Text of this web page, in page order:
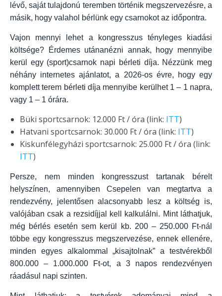
lévő, saját tulajdonú teremben történik megszervezésre, a
másik, hogy valahol bérlünk egy csarnokot az időpontra.
Vajon mennyi lehet a kongresszus tényleges kiadási
költsége? Érdemes utánanézni annak, hogy mennyibe
kerül egy (sport)csarnok napi bérleti díja. Nézzünk meg
néhány internetes ajánlatot, a 2026-os évre, hogy egy
komplett terem bérleti díja mennyibe kerülhet 1 – 1 napra,
vagy 1 – 1 órára.
Büki sportcsarnok: 12.000 Ft / óra (link: ITT)
Hatvani sportcsarnok: 30.000 Ft / óra (link: ITT)
Kiskunfélegyházi sportcsarnok: 25.000 Ft / óra (link:
ITT)
Persze, nem minden kongresszust tartanak bérelt
helyszínen, amennyiben Csepelen van megtartva a
rendezvény, jelentősen alacsonyabb lesz a költség is,
valójában csak a rezsidíjjal kell kalkulálni. Mint láthatjuk,
még bérlés esetén sem kerül kb. 200 – 250.000 Ft-nál
többe egy kongresszus megszervezése, ennek ellenére,
minden egyes alkalommal „kisajtolnak” a testvérekből
800.000 – 1.000.000 Ft-ot, a 3 napos rendezvényen
ráadásul napi szinten.